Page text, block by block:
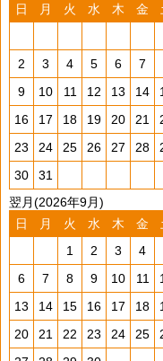
日
月 火 水 木 金
2
3 4 5 6 7
9
10 11 12 13 14
16
17 18 19 20 21
23
24 25 26 27 28
30
31
翌月(2026年9月)
日
月 火 水 木 金
1
2 3 4
6
7 8 9 10 11
13
14 15 16 17 18
20
21 22 23 24 25